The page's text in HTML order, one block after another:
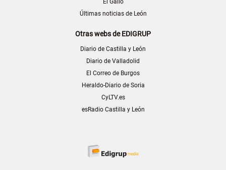
El Gallo
Últimas noticias de León
Otras webs de EDIGRUP
Diario de Castilla y León
Diario de Valladolid
El Correo de Burgos
Heraldo-Diario de Soria
CyLTV.es
esRadio Castilla y León